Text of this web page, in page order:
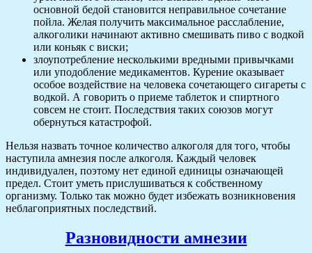
основной бедой становится неправильное сочетание
пойла. Желая получить максимальное расслабление,
алкоголики начинают активно смешивать пиво с водкой
или коньяк с виски;
злоупотребление несколькими вредными привычками
или уподобление медикаментов. Курение оказывает
особое воздействие на человека сочетающего сигареты с
водкой. А говорить о приеме таблеток и спиртного
совсем не стоит. Последствия таких союзов могут
обернуться катастрофой.
Нельзя назвать точное количество алкоголя для того, чтобы
наступила амнезия после алкоголя. Каждый человек
индивидуален, поэтому нет единой единицы означающей
предел. Стоит уметь прислушиваться к собственному
организму. Только так можно будет избежать возникновения
неблагоприятных последствий.
Разновидности амнезии